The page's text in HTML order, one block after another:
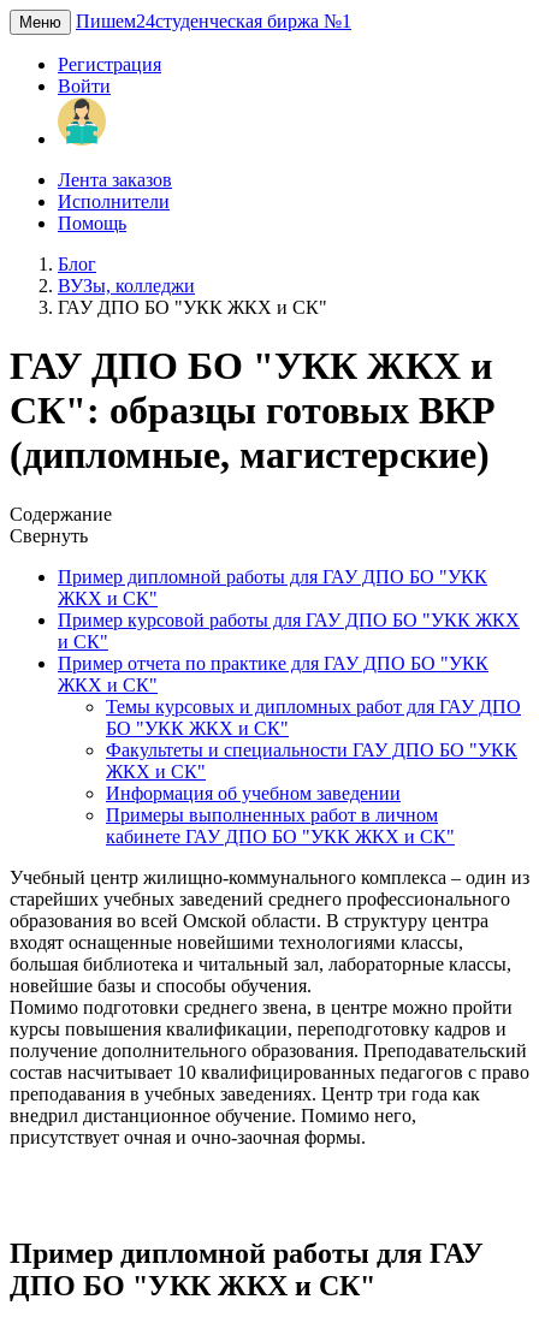
Меню Пишем24студенческая биржа №1
Регистрация
Войти
Лента заказов
Исполнители
Помощь
Блог
ВУЗы, колледжи
ГАУ ДПО БО "УКК ЖКХ и СК"
ГАУ ДПО БО "УКК ЖКХ и
СК": образцы готовых ВКР
(дипломные, магистерские)
Содержание
Свернуть
Пример дипломной работы для ГАУ ДПО БО "УКК
ЖКХ и СК"
Пример курсовой работы для ГАУ ДПО БО "УКК ЖКХ
и СК"
Пример отчета по практике для ГАУ ДПО БО "УКК
ЖКХ и СК"
Темы курсовых и дипломных работ для ГАУ ДПО
БО "УКК ЖКХ и СК"
Факультеты и специальности ГАУ ДПО БО "УКК
ЖКХ и СК"
Информация об учебном заведении
Примеры выполненных работ в личном
кабинете ГАУ ДПО БО "УКК ЖКХ и СК"
Учебный центр жилищно-коммунального комплекса – один из
старейших учебных заведений среднего профессионального
образования во всей Омской области. В структуру центра
входят оснащенные новейшими технологиями классы,
большая библиотека и читальный зал, лабораторные классы,
новейшие базы и способы обучения.
Помимо подготовки среднего звена, в центре можно пройти
курсы повышения квалификации, переподготовку кадров и
получение дополнительного образования. Преподавательский
состав насчитывает 10 квалифицированных педагогов с право
преподавания в учебных заведениях. Центр три года как
внедрил дистанционное обучение. Помимо него,
присутствует очная и очно-заочная формы.
Пример дипломной работы для ГАУ
ДПО БО "УКК ЖКХ и СК"